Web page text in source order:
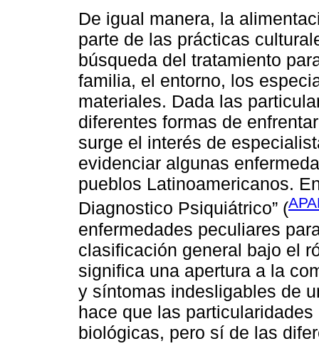
De igual manera, la
parte de las prácticas
búsqueda del tratamiento
familia, el entorno, los
materiales. Dada las
diferentes formas de
surge el interés de
evidenciar algunas
pueblos Latinoamericanos.
Diagnostico Psiquiátrico” (
enfermedades peculiares
clasificación general bajo el
significa una apertura a la
y síntomas indesligables de
hace que las
biológicas, pero sí de las